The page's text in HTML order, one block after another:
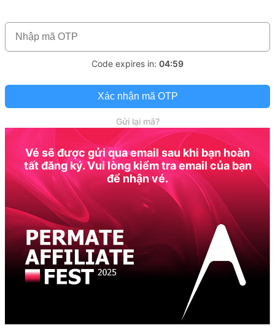
Code expires in: 04:59
Xác nhận mã OTP
Gửi lại mã?
Vé sẽ được gửi qua email sau khi bạn hoàn
tất đăng ký. Vui lòng kiểm tra email của bạn
để nhận vé.